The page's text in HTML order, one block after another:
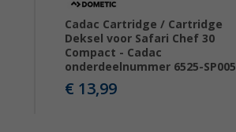
Cadac Cartridge / Cartridge
Deksel voor Safari Chef 30
Compact - Cadac
onderdeelnummer 6525-SP005
€ 13,99